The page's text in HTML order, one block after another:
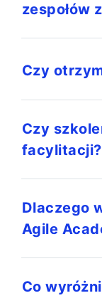
zespołów
Czy
Czy
facylitacji?
Dlaczego
Agile
Co